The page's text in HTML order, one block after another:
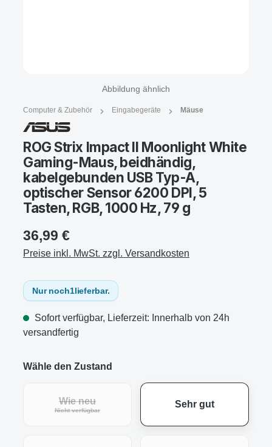
Abbildung ähnlich
Computer & Zubehör Eingabegeräte Mäuse
ROG Strix Impact II Moonlight White
Gaming-Maus, beidhändig,
kabelgebunden USB Typ-A,
optischer Sensor 6200 DPI, 5
Tasten, RGB, 1000 Hz, 79 g
36,99 €
Preise inkl. MwSt. zzgl. Versandkosten
Nur noch1lieferbar.
Sofort verfügbar, Lieferzeit: Innerhalb von 24h
versandfertig
Wähle den Zustand
Wie neu
Nicht verfügbar(Diese Option ist zurzeit nicht verfügbar.)
Sehr gut